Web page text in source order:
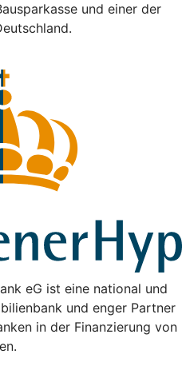
und einer der
eG ist eine national und
und enger Partner
in der Finanzierung von